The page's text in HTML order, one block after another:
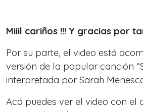
Miiil cariños !!! Y gracias por
Por su parte, el video está
versión de la popular canción
interpretada por Sarah
Acá puedes ver el video con el